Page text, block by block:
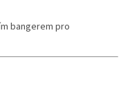
bangerem pro